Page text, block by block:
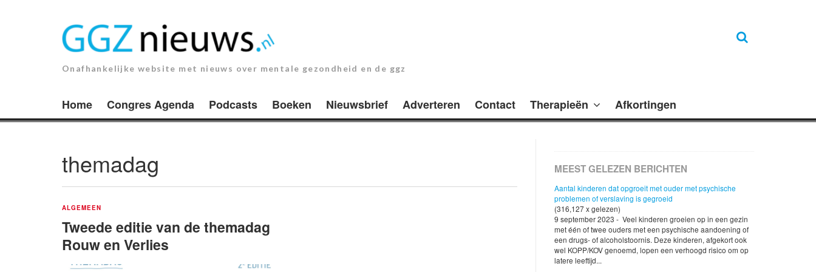
Onafhankelijke website met nieuws over mentale gezondheid en de ggz
Home Congres Agenda Podcasts Boeken Nieuwsbrief Adverteren Contact Therapieën Afkortingen
themadag
ALGEMEEN
Tweede editie van de themadag
Rouw en Verlies
MEEST GELEZEN BERICHTEN
Aantal kinderen dat opgroeit met ouder met psychische
problemen of verslaving is gegroeid
(316,127 x gelezen)
9 september 2023 - Veel kinderen groeien op in een gezin
met één of twee ouders met een psychische aandoening of
een drugs- of alcoholstoornis. Deze kinderen, afgekort ook
wel KOPP/KOV genoemd, lopen een verhoogd risico om op
latere leeftijd...